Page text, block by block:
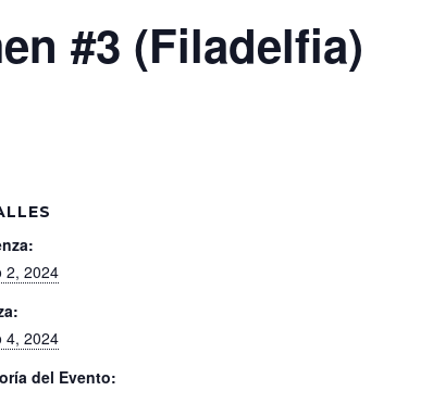
#3 (Filadelfia)
2, 2024
4, 2024
del Evento: